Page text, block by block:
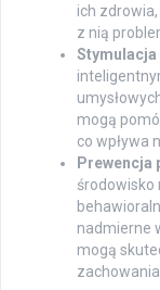
ich
z nią
Stymulacja
mogą
co wpływa
Prewencja
środowisko
nadmierne
mogą
zachowania.